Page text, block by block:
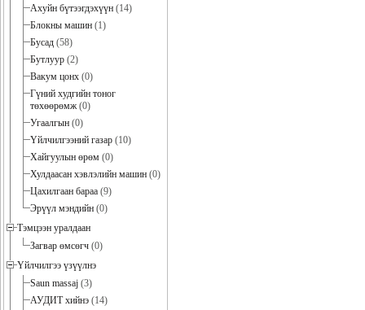
Ахуйн бүтээгдэхүүн (14)
Блокны машин (1)
Бусад (58)
Бутлуур (2)
Вакум цонх (0)
Гүний худгийн тоног
төхөөрөмж(0)
Угаалгын (0)
Үйлчилгээний газар (10)
Хайгуулын өрөм (0)
Хулдаасан хэвлэлийн машин (0)
Цахилгаан бараа (9)
Эрүүл мэндийн (0)
Тэмцээн уралдаан
Загвар өмсөгч (0)
Үйлчилгээ үзүүлнэ
Saun massaj (3)
АУДИТ хийнэ (14)